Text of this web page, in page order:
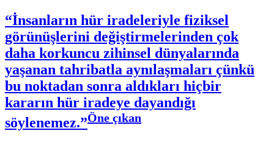
“İnsanların hür iradeleriyle fiziksel
görünüşlerini değiştirmelerinden çok
daha korkuncu zihinsel dünyalarında
yaşanan tahribatla aynılaşmaları çünkü
bu noktadan sonra aldıkları hiçbir
kararın hür iradeye dayandığı
söylenemez.”Öne çıkan